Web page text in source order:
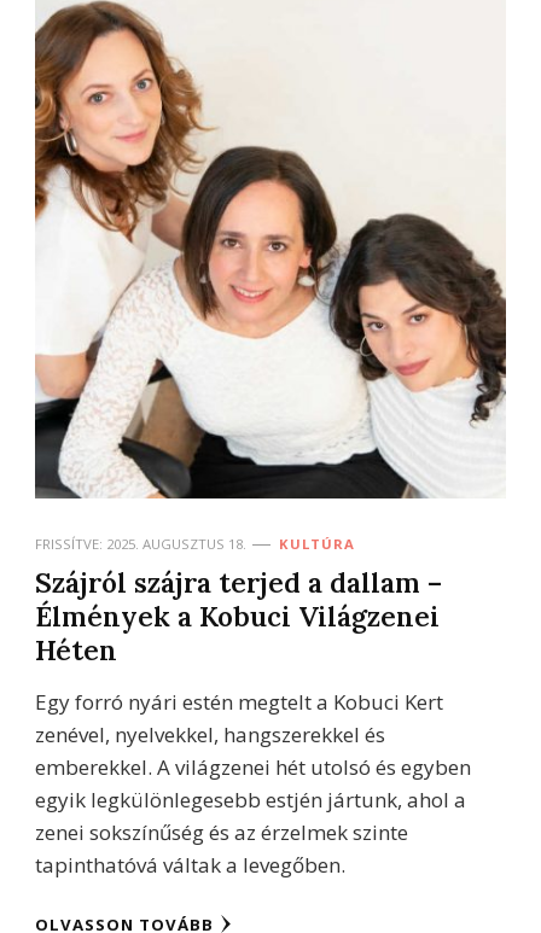
FRISSÍTVE: 2025. AUGUSZTUS 18. KULTÚRA
Szájról szájra terjed a dallam –
Élmények a Kobuci Világzenei
Héten
Egy forró nyári estén megtelt a Kobuci Kert
zenével, nyelvekkel, hangszerekkel és
emberekkel. A világzenei hét utolsó és egyben
egyik legkülönlegesebb estjén jártunk, ahol a
zenei sokszínűség és az érzelmek szinte
tapinthatóvá váltak a levegőben.
OLVASSON TOVÁBB